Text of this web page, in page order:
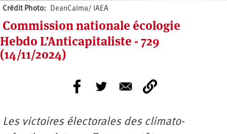
Crédit Photo DeanCalma/ IAEA
Commission nationale écologie
Hebdo L’Anticapitaliste - 729
(14/11/2024)
Les victoires électorales des climato-